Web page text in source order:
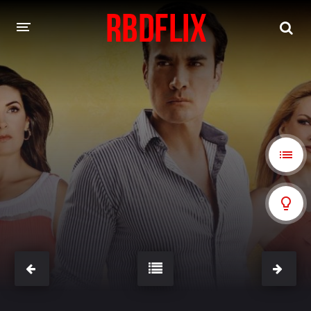
REBELDE
Rebelde: En Español Rebelde: Dublado
FILMES
Alfonso Herrera Anahí
Christian Chávez Christopher Von Uckermann